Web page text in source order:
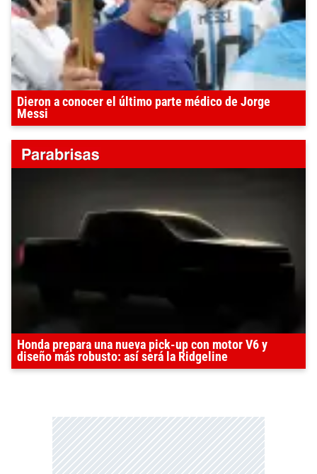
Dieron a conocer el último parte médico de Jorge
Messi
Honda prepara una nueva pick-up con motor V6 y
diseño más robusto: así será la Ridgeline